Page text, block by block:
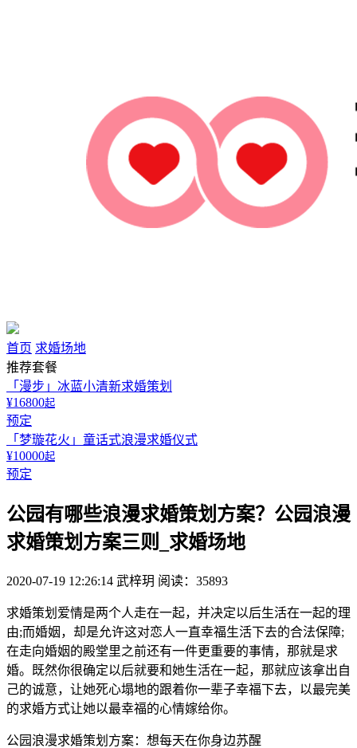
首页 求婚场地
推荐套餐
「漫步」冰蓝小清新求婚策划
¥16800起
预定
「梦璇花火」童话式浪漫求婚仪式
¥10000起
预定
公园有哪些浪漫求婚策划方案？公园浪漫
求婚策划方案三则_求婚场地
2020-07-19 12:26:14 武梓玥 阅读：35893
求婚策划爱情是两个人走在一起，并决定以后生活在一起的理
由;而婚姻，却是允许这对恋人一直幸福生活下去的合法保障;
在走向婚姻的殿堂里之前还有一件更重要的事情，那就是求
婚。既然你很确定以后就要和她生活在一起，那就应该拿出自
己的诚意，让她死心塌地的跟着你一辈子幸福下去，以最完美
的求婚方式让她以最幸福的心情嫁给你。
公园浪漫求婚策划方案：想每天在你身边苏醒